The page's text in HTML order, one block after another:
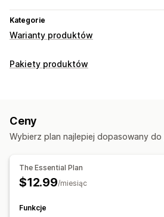
Kategorie
Warianty produktów
Dostosowanie
Opakowanie prezentu
Niestandardowy HTML Podgląd
Ceny
Opcje rabatów
Pakiety produktów
Pakiet wariantów
Stwórz pudełko Pudełka na prezenty
Pakiety produktów dodatkowych
Produkty cyfrowe
Ceny
Wybierz plan najlepiej dopasowany
The Essential Plan
$12.99/miesiąc
Funkcje